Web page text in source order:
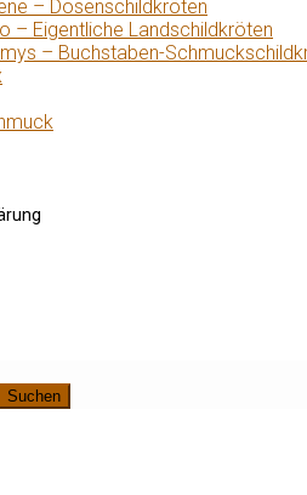
– Dosenschildkröten
– Eigentliche Landschildkröten
– Buchstaben-
Suchen